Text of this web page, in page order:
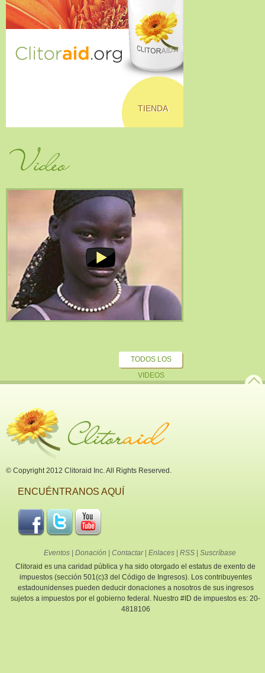
TIENDA
Video
TODOS LOS
VIDEOS
© Copyright 2012 Clitoraid Inc. All Rights Reserved.
ENCUÉNTRANOS AQUÍ
Eventos | Donación | Contactar| Enlaces | RSS | Suscríbase
Clitoraid es una caridad pública y ha sido otorgado el estatus de exento de
impuestos (sección 501(c)3 del Código de Ingresos). Los contribuyentes
estadounidenses pueden deducir donaciones a nosotros de sus ingresos
sujetos a impuestos por el gobierno federal. Nuestro #ID de impuestos es: 20-
4818106